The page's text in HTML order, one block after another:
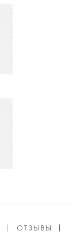
ОТЗЫВЫ